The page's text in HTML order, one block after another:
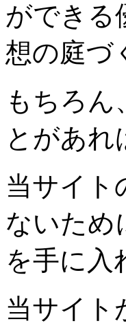
ができる
想の庭づ
もちろ
とがあれ
当サイト
ないため
を手に入
当サイト